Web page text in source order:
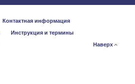
Контактная информация
Инструкция и термины
Наверх